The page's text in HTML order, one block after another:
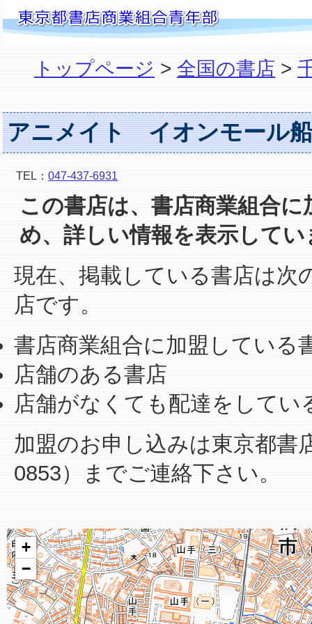
トップページ > 全国の書店 >
アニメイト イオンモール
TEL： 047-437-6931
この書店は、書店商業組合
め、詳しい情報を表示して
現在、掲載している書店は次
店です。
書店商業組合に加盟している
店舗のある書店
店舗がなくても配達をしてい
加盟のお申し込みは東京都書
0853）までご連絡下さい。
+
−